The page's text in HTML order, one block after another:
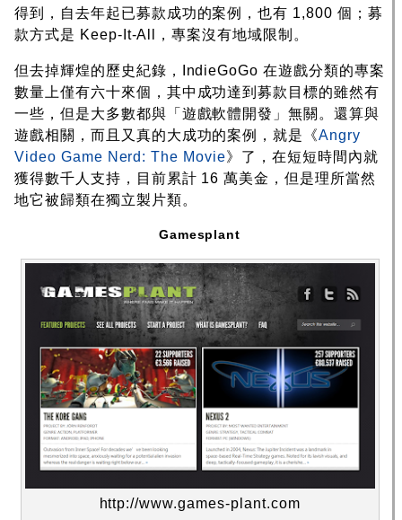
得到，自去年起已募款成功的案例，也有 1,800 個；募
款方式是 Keep-It-All，專案沒有地域限制。
但去掉輝煌的歷史紀錄，IndieGoGo 在遊戲分類的專案
數量上僅有六十來個，其中成功達到募款目標的雖然有
一些，但是大多數都與「遊戲軟體開發」無關。還算與
遊戲相關，而且又真的大成功的案例，就是《Angry
Video Game Nerd: The Movie》了，在短短時間內就
獲得數千人支持，目前累計 16 萬美金，但是理所當然
地它被歸類在獨立製片類。
Gamesplant
http://www.games-plant.com